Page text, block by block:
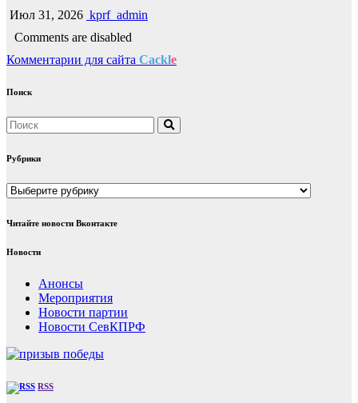
Июл 31, 2026 kprf_admin
Comments are disabled
Комментарии для сайта Cackle
Поиск
Рубрики
Рубрики
Читайте новости Вконтакте
Новости
Анонсы
Мероприятия
Новости партии
Новости СевКПРФ
RSS